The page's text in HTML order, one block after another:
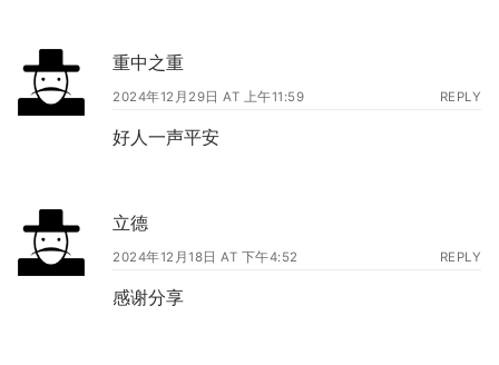
重中之重
2024年12月29日 AT 上午11:59 REPLY
好人一声平安
立德
2024年12月18日 AT 下午4:52 REPLY
感谢分享